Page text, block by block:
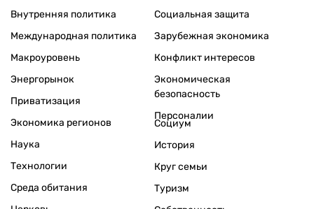
Внутренняя политика
Международная политика
Макроуровень
Энергорынок
Приватизация
Экономика регионов
Социальная защита
Зарубежная экономика
Конфликт интересов
Экономическая
безопасность
Персоналии
Наука
Технологии
Среда обитания
Социум
История
Круг семьи
Туризм